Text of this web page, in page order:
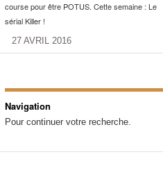
course pour être POTUS. Cette semaine : Le
sérial Killer !
27 AVRIL 2016
Navigation
Pour continuer votre recherche.